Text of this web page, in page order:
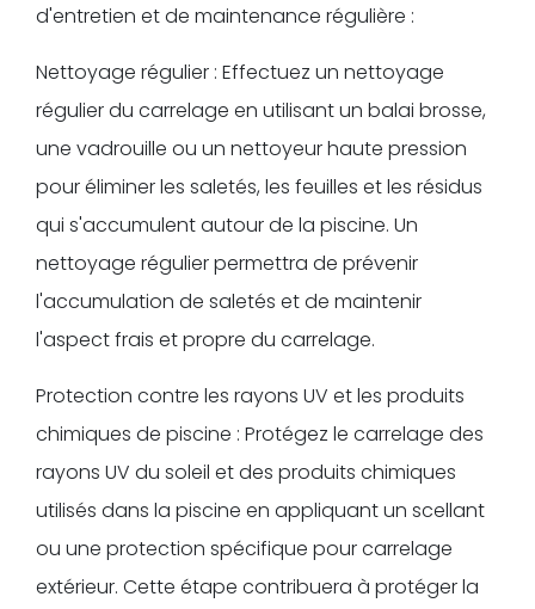
d'entretien et de maintenance régulière :
Nettoyage régulier : Effectuez un nettoyage
régulier du carrelage en utilisant un balai brosse,
une vadrouille ou un nettoyeur haute pression
pour éliminer les saletés, les feuilles et les résidus
qui s'accumulent autour de la piscine. Un
nettoyage régulier permettra de prévenir
l'accumulation de saletés et de maintenir
l'aspect frais et propre du carrelage.
Protection contre les rayons UV et les produits
chimiques de piscine : Protégez le carrelage des
rayons UV du soleil et des produits chimiques
utilisés dans la piscine en appliquant un scellant
ou une protection spécifique pour carrelage
extérieur. Cette étape contribuera à protéger la